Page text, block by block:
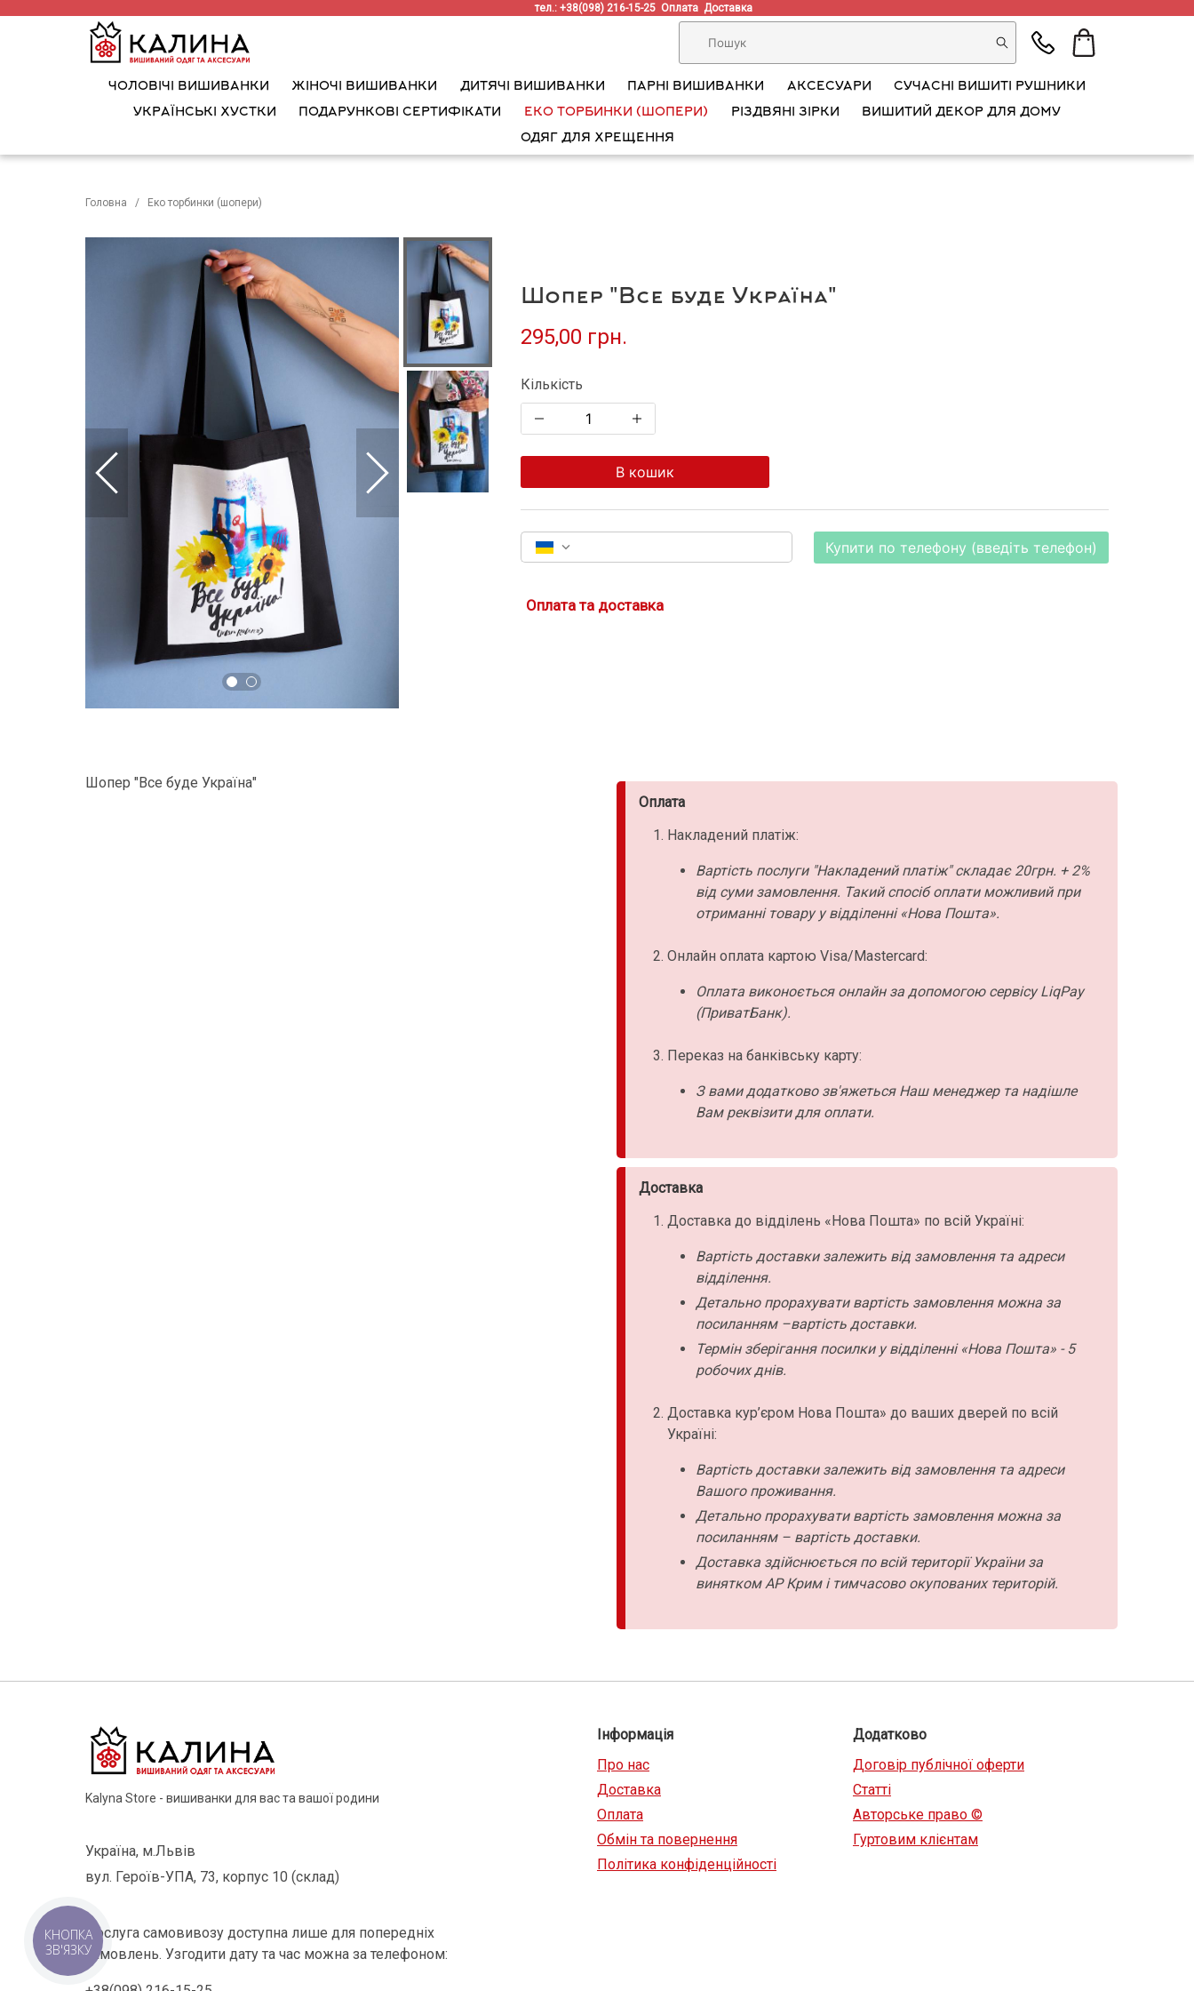
тел.: +38(098) 216-15-25 Оплата Доставка
ЧОЛОВІЧІ ВИШИВАНКИ ЖІНОЧІ ВИШИВАНКИ ДИТЯЧІ ВИШИВАНКИ ПАРНІ ВИШИВАНКИ АКСЕСУАРИ
СУЧАСНІ ВИШИТІ РУШНИКИ
УКРАЇНСЬКІ ХУСТКИ
ПОДАРУНКОВІ СЕРТИФІКАТИ ЕКО ТОРБИНКИ (ШОПЕРИ) РІЗДВЯНІ ЗІРКИ
ВИШИТИЙ ДЕКОР ДЛЯ ДОМУ
ОДЯГ ДЛЯ ХРЕЩЕННЯ
Головна Еко торбинки (шопери)
Шопер "Все буде Україна"
295,00 грн.
Кількість
В кошик
Купити по телефону (введіть телефон)
Оплата та доставка
Шопер "Все буде Україна"
Оплата
Накладений платіж:
Вартість послуги "Накладений платіж" складає 20грн. + 2%
від суми замовлення. Такий спосіб оплати можливий при
отриманні товару у відділенні «Нова Пошта».
Онлайн оплата картою Visa/Mastercard:
Оплата виконоється онлайн за допомогою сервісу LiqPay
(ПриватБанк).
Переказ на банківську карту:
З вами додатково зв'яжеться Наш менеджер та надішле
Вам реквізити для оплати.
Доставка
Доставка до відділень «Нова Пошта» по всій Україні:
Вартість доставки залежить від замовлення та адреси
відділення.
Детально прорахувати вартість замовлення можна за
посиланням –вартість доставки.
Термін зберігання посилки у відділенні «Нова Пошта» - 5
робочих днів.
Доставка кур’єром Нова Пошта» до ваших дверей по всій
Україні:
Вартість доставки залежить від замовлення та адреси
Вашого проживання.
Детально прорахувати вартість замовлення можна за
посиланням – вартість доставки.
Доставка здійснюється по всій території України за
винятком АР Крим і тимчасово окупованих територій.
Kalyna Store - вишиванки для вас та вашої родини
Україна, м.Львів
вул. Героїв-УПА, 73, корпус 10 (склад)
Послуга самовивозу доступна лише для попередніх
замовлень. Узгодити дату та час можна за телефоном:
Інформація
Про нас
Доставка
Оплата
Обмін та повернення
Політика конфіденційності
Додатково
Договір публічної оферти
Статті
Авторське право ©
Гуртовим клієнтам
КНОПКА
ЗВ'ЯЗКУ